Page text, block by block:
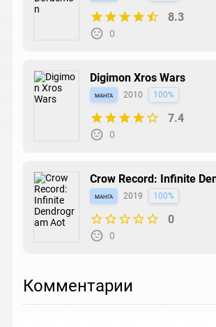
8.3
0
Digimon Xros Wars
манга 2010 100%
7.4
0
Crow Record: Infinite
Aot
манга 2019 100%
0
0
Комментарии